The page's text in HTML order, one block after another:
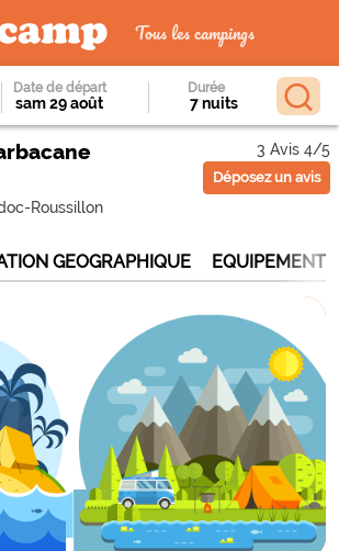
Tous les campings
Date de départ Durée
Roussillon
3 Avis 4/5
Déposez un avis
GEOGRAPHIQUE